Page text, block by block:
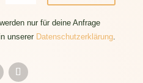
nur für deine Anfrage
unserer Datenschutzerklärung.